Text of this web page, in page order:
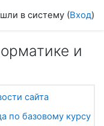
в систему (Вход)
и
сайта
по базовому курсу